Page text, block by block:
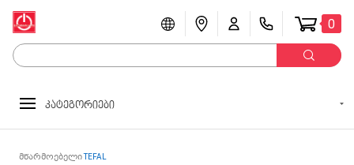
0
კატეგორიები
მწარმოებელიTEFAL